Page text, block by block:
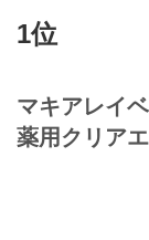
1位
マキアレイ
薬用クリア